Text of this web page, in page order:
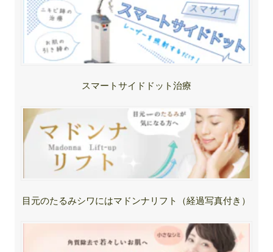
スマートサイドドット治療
目元のたるみシワにはマドンナリフト（経過写真付き）